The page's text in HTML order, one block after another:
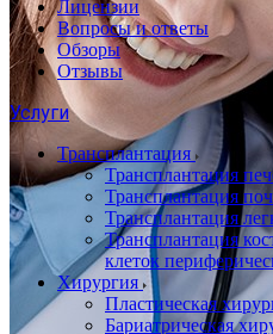
Лицензии
Вопросы и ответы
Обзоры
Отзывы
Услуги
Трансплантация
Трансплантация
Трансплантация
Трансплантация
Трансплантация
клеток
Хирургия
Пластическая
Бариатрическая